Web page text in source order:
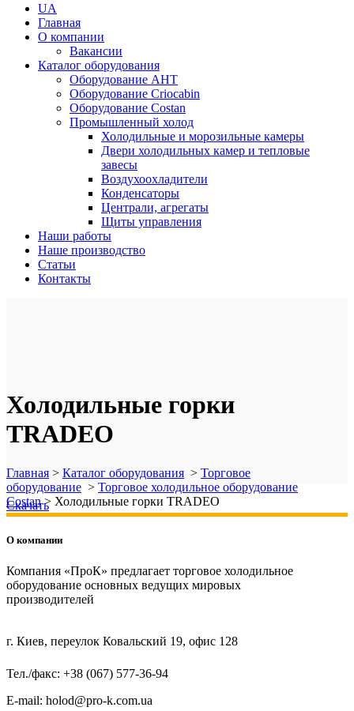
UA
Главная
О компании
Вакансии
Каталог оборудования
Оборудование AHT
Оборудование Criocabin
Оборудование Costan
Промышленный холод
Холодильные и морозильные камеры
Двери холодильных камер и тепловые
завесы
Воздухоохладители
Конденсаторы
Централи, агрегаты
Щиты управления
Наши работы
Наше производство
Статьи
Контакты
Холодильные горки
TRADEO
Главная > Каталог оборудования > Торговое
оборудование > Торговое холодильное оборудование
Costan> Холодильные горки TRADEO
Скачать
О компании
Компания «ПроК» предлагает торговое холодильное
оборудование основных ведущих мировых
производителей
г. Киев, переулок Ковальский 19, офис 128
Тел./факс: +38 (067) 577-36-94
E-mail: holod@pro-k.com.ua